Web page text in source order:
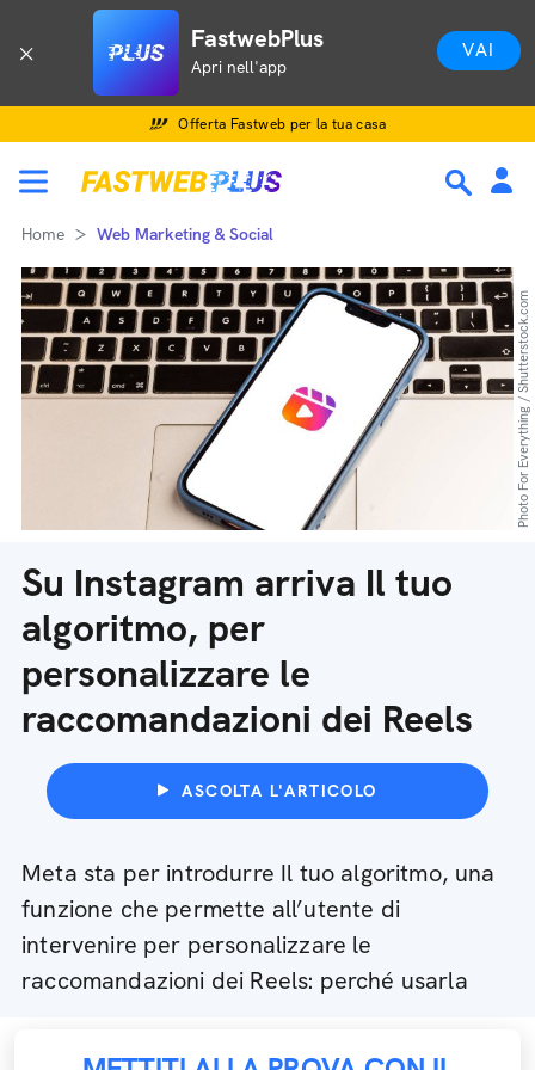
FastwebPlus
Apri nell'app
VAI
Offerta Fastweb per la tua casa
Home Web Marketing & Social
Su Instagram arriva Il tuo
algoritmo, per
personalizzare le
raccomandazioni dei Reels
ASCOLTA L'ARTICOLO
Meta sta per introdurre Il tuo algoritmo, una
funzione che permette all’utente di
intervenire per personalizzare le
raccomandazioni dei Reels: perché usarla
Photo For Everything / Shutterstock.com